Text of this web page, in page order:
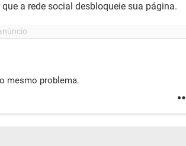
a rede social desbloqueie sua página.
mesmo problema.